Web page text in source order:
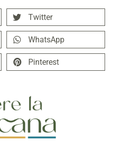
Twitter
WhatsApp
Pinterest